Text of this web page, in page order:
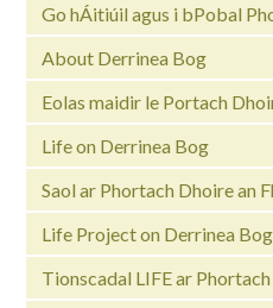
Go hÁitiúil agus i bPobal
About Derrinea Bog
Eolas maidir le Portach
Life on Derrinea Bog
Saol ar Phortach Dhoire an
Life Project on Derrinea Bog
Tionscadal LIFE ar